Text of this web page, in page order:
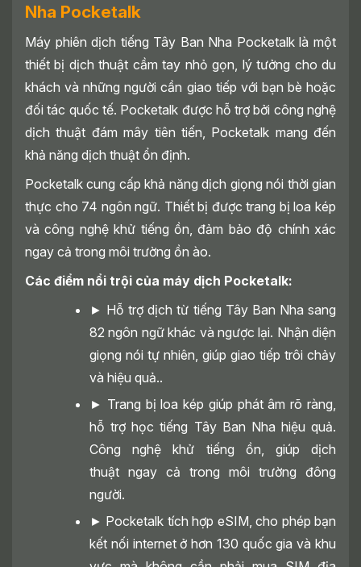
Nha Pocketalk
Máy phiên dịch tiếng Tây Ban Nha Pocketalk là một
thiết bị dịch thuật cầm tay nhỏ gọn, lý tưởng cho du
khách và những người cần giao tiếp với bạn bè hoặc
đối tác quốc tế. Pocketalk được hỗ trợ bởi công nghệ
dịch thuật đám mây tiên tiến, Pocketalk mang đến
khả năng dịch thuật ổn định.
Pocketalk cung cấp khả năng dịch giọng nói thời gian
thực cho 74 ngôn ngữ. Thiết bị được trang bị loa kép
và công nghệ khử tiếng ồn, đảm bảo độ chính xác
ngay cả trong môi trường ồn ào.
Các điểm nổi trội của máy dịch Pocketalk:
► Hỗ trợ dịch từ tiếng Tây Ban Nha sang
82 ngôn ngữ khác và ngược lại. Nhận diện
giọng nói tự nhiên, giúp giao tiếp trôi chảy
và hiệu quả..
► Trang bị loa kép giúp phát âm rõ ràng,
hỗ trợ học tiếng Tây Ban Nha hiệu quả.
Công nghệ khử tiếng ồn, giúp dịch
thuật ngay cả trong môi trường đông
người.
► Pocketalk tích hợp eSIM, cho phép bạn
kết nối internet ở hơn 130 quốc gia và khu